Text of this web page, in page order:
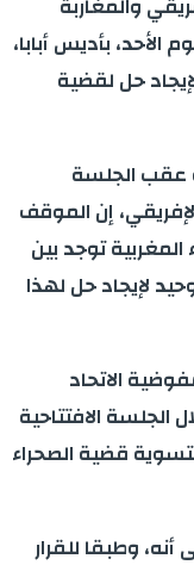
الأحد، بأديس أبابا،
حل لقضية
عقب الجلسة
ال 33 للاتحاد الإفريقي، إن الموقف
توجد بين
لإيجاد حل لهذا
الاتحاد
الافتتاحية
قضية الصحراء
وطبقا للقرار